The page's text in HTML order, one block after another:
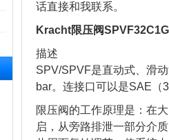
话直接和我联系。
Kracht限压阀
描述
SPV/SPVF是直动式、滑
bar。连接口可以是SAE（
限压阀的工作原理是：在
启，从旁路排泄一部分介